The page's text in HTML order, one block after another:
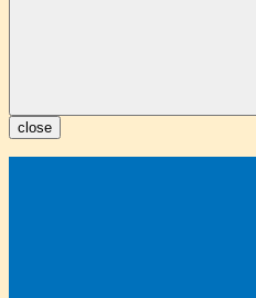
close